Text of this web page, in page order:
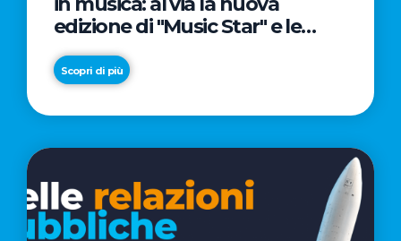
edizione di "Music Star" e le
prestigiose partnership con
Radio Italia e Live Nation
Scopri di più